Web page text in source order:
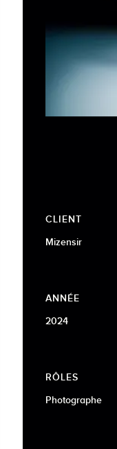
CLIENT
Mizensir
ANNÉE
2024
RÔLES
Photographe